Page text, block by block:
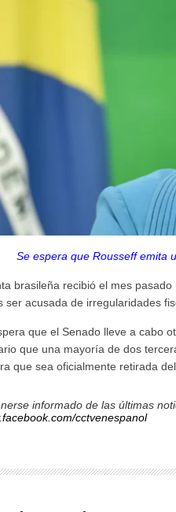
Se espera que Rousseff emita
brasileña recibió el mes
ser acusada de irregularidades
que el Senado lleve a cabo
que una mayoría de dos
que sea oficialmente retirada del
informado de las últimas
cctvenespanol